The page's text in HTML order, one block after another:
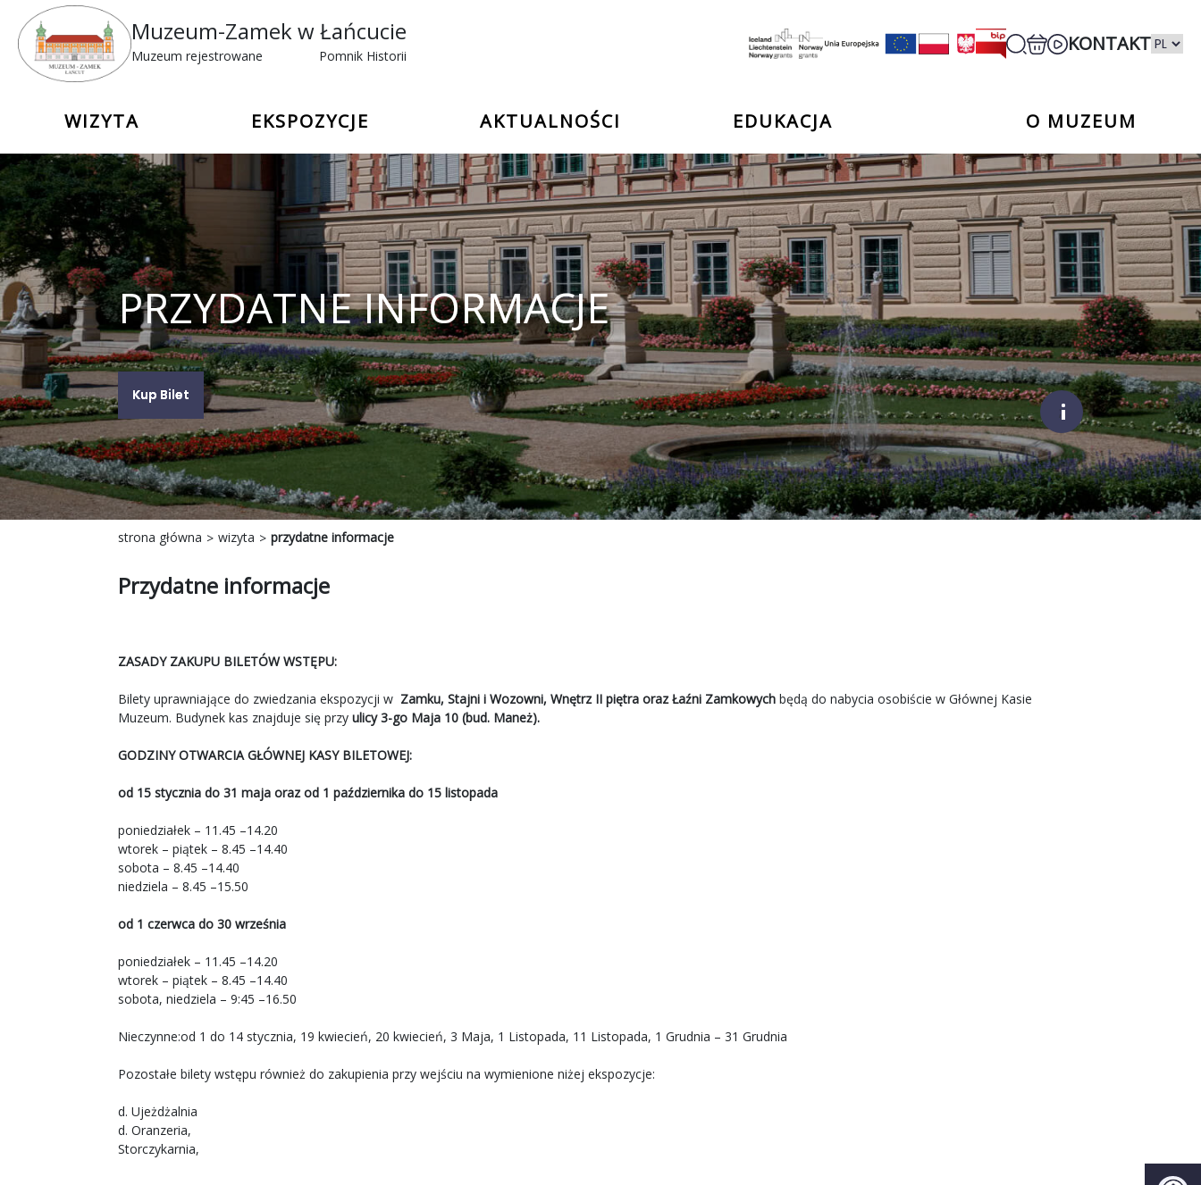
Muzeum-Zamek w Łańcucie
Muzeum rejestrowane Pomnik Historii
KONTAKT
WIZYTA EKSPOZYCJE AKTUALNOŚCI EDUKACJA O MUZEUM
PRZYDATNE INFORMACJE
Kup Bilet
;
strona główna wizyta przydatne informacje
Przydatne informacje
ZASADY ZAKUPU BILETÓW WSTĘPU:
Bilety uprawniające do zwiedzania ekspozycji w Zamku, Stajni i Wozowni, Wnętrz II piętra oraz Łaźni Zamkowych będą do nabycia osobiście w Głównej Kasie
Muzeum. Budynek kas znajduje się przy ulicy 3-go Maja 10 (bud. Maneż).
GODZINY OTWARCIA GŁÓWNEJ KASY BILETOWEJ:
od 15 stycznia do 31 maja oraz od 1 października do 15 listopada
poniedziałek – 11.45 –14.20
wtorek – piątek – 8.45 –14.40
sobota – 8.45 –14.40
niedziela – 8.45 –15.50
od 1 czerwca do 30 września
poniedziałek – 11.45 –14.20
wtorek – piątek – 8.45 –14.40
sobota, niedziela – 9:45 –16.50
Nieczynne:od 1 do 14 stycznia, 19 kwiecień, 20 kwiecień, 3 Maja, 1 Listopada, 11 Listopada, 1 Grudnia – 31 Grudnia
Pozostałe bilety wstępu również do zakupienia przy wejściu na wymienione niżej ekspozycje:
d. Ujeżdżalnia
d. Oranzeria,
Storczykarnia,